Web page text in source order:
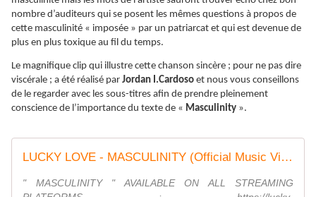
nombre d’auditeurs qui se posent les mêmes questions à propos de
cette masculinité « imposée » par un patriarcat et qui est devenue de
plus en plus toxique au fil du temps.
Le magnifique clip qui illustre cette chanson sincère ; pour ne pas dire
viscérale ; a été réalisé par Jordan I.Cardoso et nous vous conseillons
de le regarder avec les sous-titres afin de prendre pleinement
conscience de l’importance du texte de « Masculinity ».
LUCKY LOVE - MASCULINITY (Official Music Video)
" MASCULINITY " AVAILABLE ON ALL STREAMING